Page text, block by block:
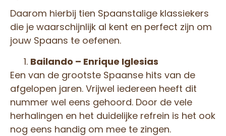
Daarom hierbij tien Spaanstalige klassiekers
die je waarschijnlijk al kent en perfect zijn om
jouw Spaans te oefenen.
Bailando – Enrique Iglesias
Een van de grootste Spaanse hits van de
afgelopen jaren. Vrijwel iedereen heeft dit
nummer wel eens gehoord. Door de vele
herhalingen en het duidelijke refrein is het ook
nog eens handig om mee te zingen.